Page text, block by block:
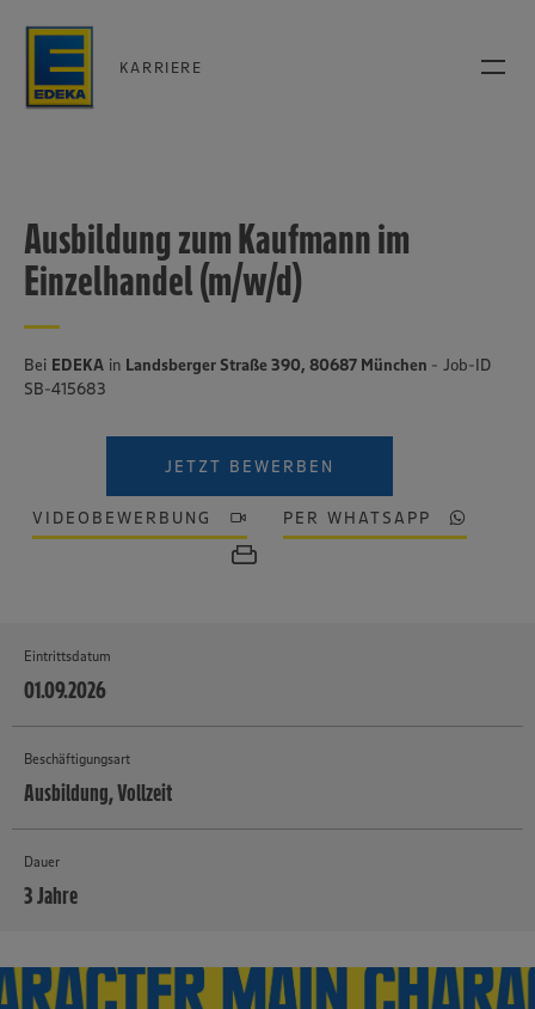
KARRIERE
Ausbildung zum Kaufmann im
Einzelhandel (m/w/d)
Bei EDEKA in Landsberger Straße 390, 80687 München - Job-ID
SB-415683
JETZT BEWERBEN
VIDEOBEWERBUNG PER WHATSAPP
Eintrittsdatum
01.09.2026
Beschäftigungsart
Ausbildung, Vollzeit
Dauer
3 Jahre